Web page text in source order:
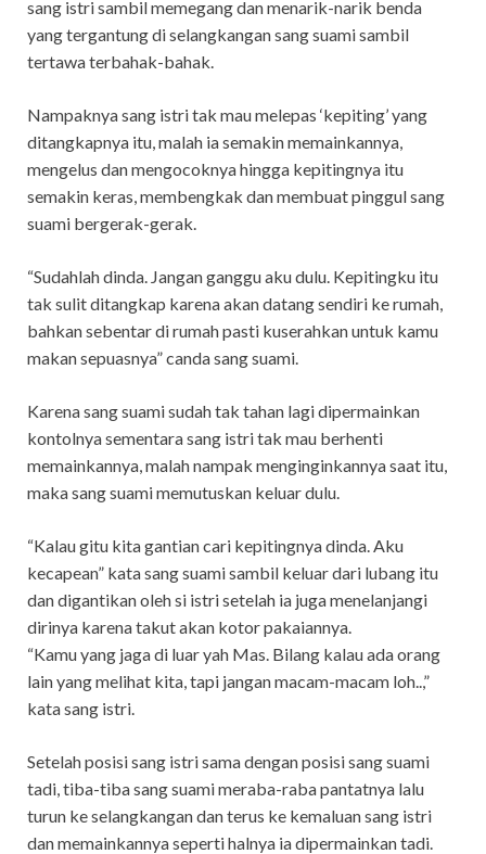
sang istri sambil memegang dan menarik-narik benda
yang tergantung di selangkangan sang suami sambil
tertawa terbahak-bahak.
Nampaknya sang istri tak mau melepas ‘kepiting’ yang
ditangkapnya itu, malah ia semakin memainkannya,
mengelus dan mengocoknya hingga kepitingnya itu
semakin keras, membengkak dan membuat pinggul sang
suami bergerak-gerak.
“Sudahlah dinda. Jangan ganggu aku dulu. Kepitingku itu
tak sulit ditangkap karena akan datang sendiri ke rumah,
bahkan sebentar di rumah pasti kuserahkan untuk kamu
makan sepuasnya” canda sang suami.
Karena sang suami sudah tak tahan lagi dipermainkan
kontolnya sementara sang istri tak mau berhenti
memainkannya, malah nampak menginginkannya saat itu,
maka sang suami memutuskan keluar dulu.
“Kalau gitu kita gantian cari kepitingnya dinda. Aku
kecapean” kata sang suami sambil keluar dari lubang itu
dan digantikan oleh si istri setelah ia juga menelanjangi
dirinya karena takut akan kotor pakaiannya.
“Kamu yang jaga di luar yah Mas. Bilang kalau ada orang
lain yang melihat kita, tapi jangan macam-macam loh..,”
kata sang istri.
Setelah posisi sang istri sama dengan posisi sang suami
tadi, tiba-tiba sang suami meraba-raba pantatnya lalu
turun ke selangkangan dan terus ke kemaluan sang istri
dan memainkannya seperti halnya ia dipermainkan tadi.